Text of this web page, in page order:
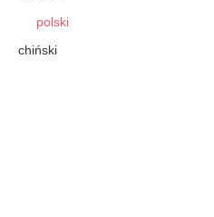
polski
chiński